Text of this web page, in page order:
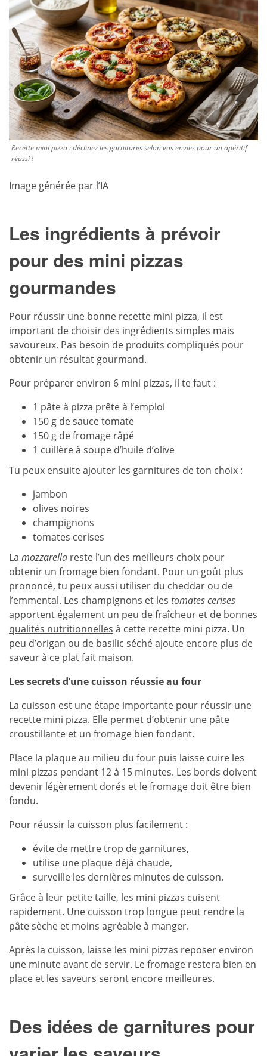
Recette mini pizza : déclinez les garnitures selon vos envies pour un apéritif
réussi !
Image générée par l’IA
Les ingrédients à prévoir
pour des mini pizzas
gourmandes
Pour réussir une bonne recette mini pizza, il est
important de choisir des ingrédients simples mais
savoureux. Pas besoin de produits compliqués pour
obtenir un résultat gourmand.
Pour préparer environ 6 mini pizzas, il te faut :
1 pâte à pizza prête à l’emploi
150 g de sauce tomate
150 g de fromage râpé
1 cuillère à soupe d’huile d’olive
Tu peux ensuite ajouter les garnitures de ton choix :
jambon
olives noires
champignons
tomates cerises
La mozzarella reste l’un des meilleurs choix pour
obtenir un fromage bien fondant. Pour un goût plus
prononcé, tu peux aussi utiliser du cheddar ou de
l’emmental. Les champignons et les tomates cerises
apportent également un peu de fraîcheur et de bonnes
qualités nutritionnelles à cette recette mini pizza. Un
peu d’origan ou de basilic séché ajoute encore plus de
saveur à ce plat fait maison.
Les secrets d’une cuisson réussie au four
La cuisson est une étape importante pour réussir une
recette mini pizza. Elle permet d’obtenir une pâte
croustillante et un fromage bien fondant.
Place la plaque au milieu du four puis laisse cuire les
mini pizzas pendant 12 à 15 minutes. Les bords doivent
devenir légèrement dorés et le fromage doit être bien
fondu.
Pour réussir la cuisson plus facilement :
évite de mettre trop de garnitures,
utilise une plaque déjà chaude,
surveille les dernières minutes de cuisson.
Grâce à leur petite taille, les mini pizzas cuisent
rapidement. Une cuisson trop longue peut rendre la
pâte sèche et moins agréable à manger.
Après la cuisson, laisse les mini pizzas reposer environ
une minute avant de servir. Le fromage restera bien en
place et les saveurs seront encore meilleures.
Des idées de garnitures pour